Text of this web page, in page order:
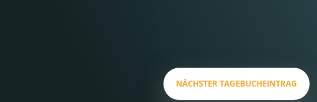
NÄCHSTER TAGEBUCHEINTRAG